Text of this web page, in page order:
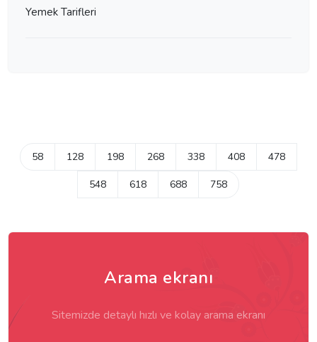
Yemek Tarifleri
58 128 198 268 338 408 478
548 618 688 758
Arama ekranı
Sitemizde detaylı hızlı ve kolay arama ekranı